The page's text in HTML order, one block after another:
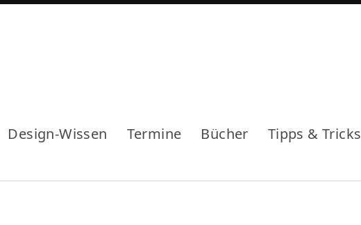
Design-Wissen Termine Bücher Tipps & Tricks